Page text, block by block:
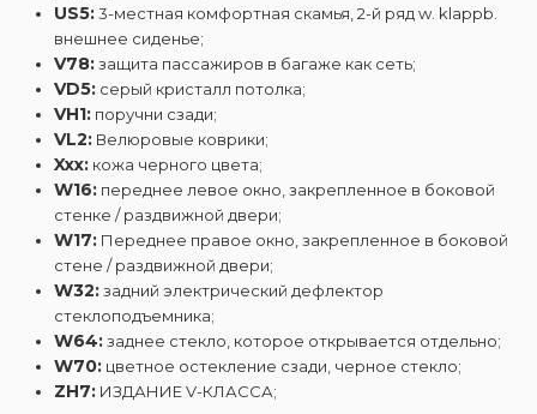
US5:3-местная комфортная скамья, 2-й ряд w. klappb.
внешнее сиденье;
V78:защита пассажиров в багаже ​​как сеть;
VD5: серый кристалл потолка;
VH1: поручни сзади;
VL2: Велюровые коврики;
Xxx: кожа черного цвета;
W16: переднее левое окно, закрепленное в боковой
стенке / раздвижной двери;
W17: Переднее правое окно, закрепленное в боковой
стене / раздвижной двери;
W32:задний электрический дефлектор
стеклоподъемника;
W64:заднее стекло, которое открывается отдельно;
W70: цветное остекление сзади, черное стекло;
ZH7: ИЗДАНИЕ V-КЛАССА;